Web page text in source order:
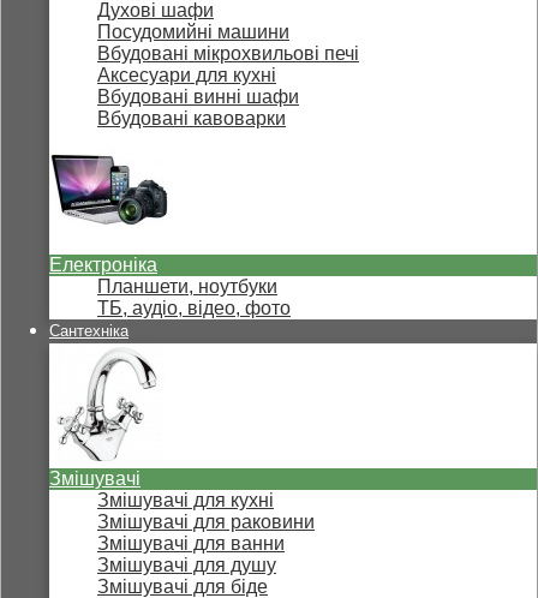
Духові шафи
Посудомийні машини
Вбудовані мікрохвильові печі
Аксесуари для кухні
Вбудовані винні шафи
Вбудовані кавоварки
Електроніка
Планшети, ноутбуки
ТБ, аудіо, відео, фото
Сантехніка
Змішувачі
Змішувачі для кухні
Змішувачі для раковини
Змішувачі для ванни
Змішувачі для душу
Змішувачі для біде